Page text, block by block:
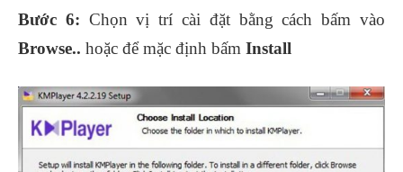
Bước 6: Chọn vị trí cài đặt bằng cách bấm vào
Browse.. hoặc để mặc định bấm Install